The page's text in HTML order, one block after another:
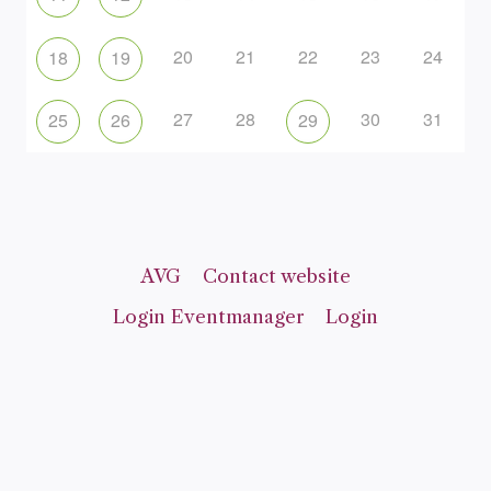
18 19 20 21 22 23 24
25 26 27 28 29 30 31
AVG
Contact website
Login Eventmanager
Login